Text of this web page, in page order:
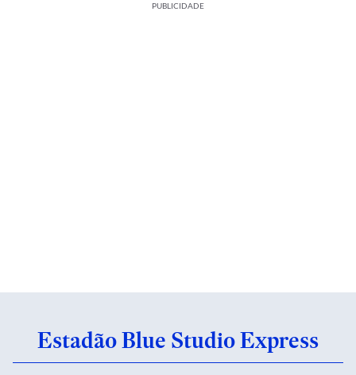
PUBLICIDADE
Estadão Blue Studio Express